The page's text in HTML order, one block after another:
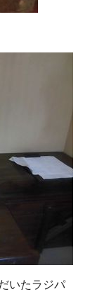
いたラジパ